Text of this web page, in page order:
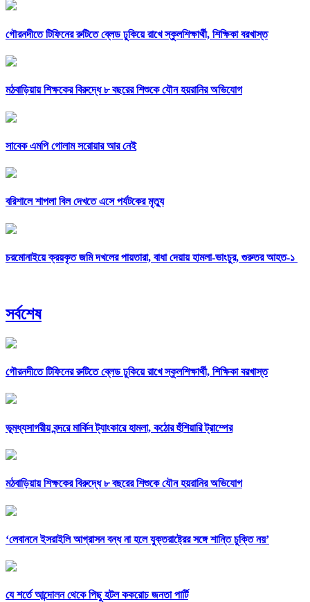
গৌরনদীতে টিফিনের রুটিতে ব্লেড ঢুকিয়ে রাখে স্কুলশিক্ষার্থী, শিক্ষিকা বরখাস্ত
মঠবাড়িয়ায় শিক্ষকের বিরুদ্ধে ৮ বছরের শিশুকে যৌন হয়রানির অভিযোগ
সাবেক এমপি গোলাম সরোয়ার আর নেই
বরিশালে শাপলা বিল দেখতে এসে পর্যটকের মৃত্যু
চরমোনাইয়ে ক্রয়কৃত জমি দখলের পায়তারা, বাধা দেয়ায় হামলা-ভাংচুর, গুরুতর আহত-১
সর্বশেষ
গৌরনদীতে টিফিনের রুটিতে ব্লেড ঢুকিয়ে রাখে স্কুলশিক্ষার্থী, শিক্ষিকা বরখাস্ত
ভূমধ্যসাগরীয় বন্দরে মার্কিন ট্যাংকারে হামলা, কঠোর হুঁশিয়ারি ট্রাম্পের
মঠবাড়িয়ায় শিক্ষকের বিরুদ্ধে ৮ বছরের শিশুকে যৌন হয়রানির অভিযোগ
‘লেবাননে ইসরাইলি আগ্রাসন বন্ধ না হলে যুক্তরাষ্ট্রের সঙ্গে শান্তি চুক্তি নয়’
যে শর্তে আন্দোলন থেকে পিছু হটল ককরোচ জনতা পার্টি